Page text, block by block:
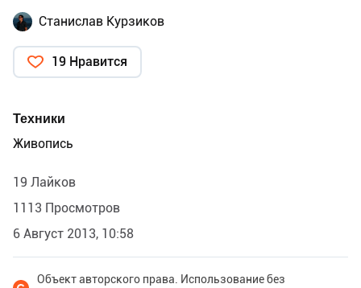
Станислав Курзиков
19 Нравится
Техники
Живопись
19 Лайков
1113 Просмотров
6 Август 2013, 10:58
Объект авторского права. Использование без